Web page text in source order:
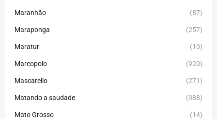
Maranhão (87)
Maraponga (257)
Maratur (10)
Marcopolo (920)
Mascarello (271)
Matando a saudade (388)
Mato Grosso (14)